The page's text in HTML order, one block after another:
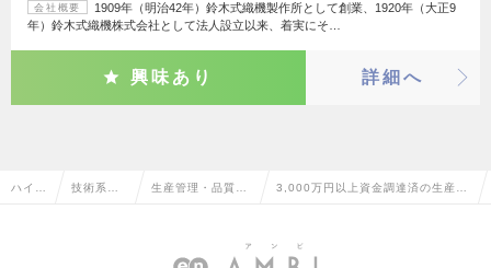
会社概要
1909年（明治42年）鈴木式織機製作所として創業、1920年（大正9
年）鈴木式織機株式会社として法人設立以来、着実にそ…
興味あり 詳細へ
ハイク 技術系 生産管理・品質管
場長（電気・電
3,000万円以上資金調達済の生産管
（電気・電子）の転職・求人情報一